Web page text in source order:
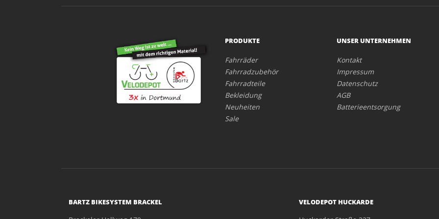
PRODUKTE
Fahrräder
Fahrradzubehör
Fahrradteile
Bekleidung
Neuheiten
Sale
UNSER UNTERNEHMEN
Kontakt
Impressum
Datenschutz
AGB
Batterieentsorgung
BARTZ BIKESYSTEM BRACKEL VELODEPOT HUCKARDE